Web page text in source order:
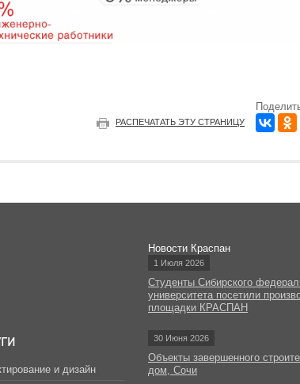
РАСПЕЧАТАТЬ ЭТУ СТРАНИЦУ
и дизайн
Новости Краспан
1 Июля 2026
Студенты Сибирского
университета посетили
площадки КРАСПАН
30 Июня 2026
Объекты завершенного
дом, Сочи